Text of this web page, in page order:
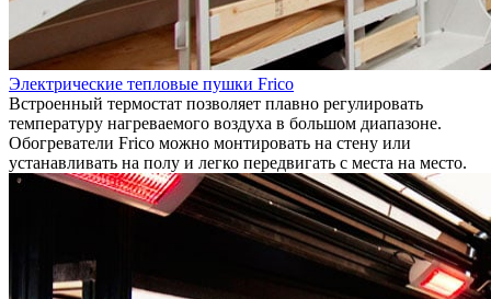
Электрические тепловые пушки Frico
Встроенный термостат позволяет плавно регулировать
температуру нагреваемого воздуха в большом диапазоне.
Обогреватели Frico можно монтировать на стену или
устанавливать на полу и легко передвигать с места на место.